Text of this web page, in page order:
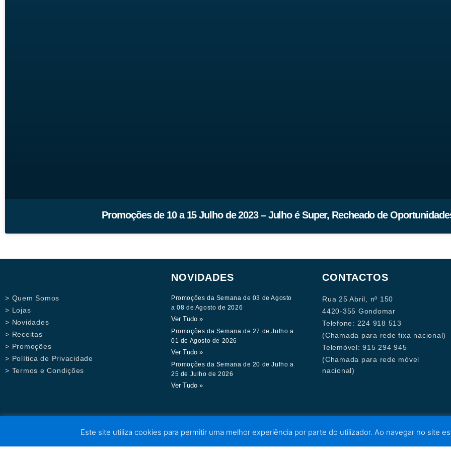
Promoções de 10 a 15 Julho de 2023 – Julho é Super, Recheado de
> Quem Somos
> Lojas
> Novidades
> Receitas
> Promoções
> Política de Privacidade
> Termos e Condições
NOVIDADES
Promoções da Semana de 03 de Agosto
a 08 de Agosto de 2026
Ver Tudo »
Promoções da Semana de 27 de Julho a
01 de Agosto de 2026
Ver Tudo »
Promoções da Semana de 20 de Julho a
25 de Julho de 2026
Ver Tudo »
CONTACTOS
Rua 25 Abril, nº 150
4420-355 Gondomar
Telefone: 224 918 513
(Chamada para rede fixa nacional)
Telemóvel: 915 294 945
(Chamada para rede móvel
nacional)
Este site utiliza cookies para permitir uma melhor experiência por parte do utilizador. Ao navegar no site